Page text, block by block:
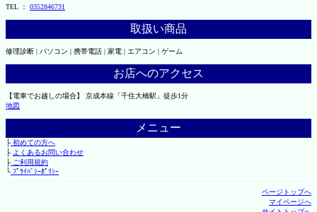
TEL ： 0352846731
取扱い商品
修理診断 | パソコン | 携帯電話 | 家電 | エアコン | ゲーム
お店へのアクセス
【電車でお越しの場合】 京成本線「千住大橋駅」徒歩1分
地図
メニュー
├初めての方へ
├ よくあるお問い合わせ
├ご利用規約
└ﾌﾟﾗｲﾊﾞｼｰﾎﾟﾘｼｰ
ページトップへ
マイページへ